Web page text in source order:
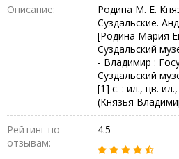
Описание:
Родина М. Е.
Суздальские.
[Родина Мария
Суздальский
- Владимир :
Суздальский
[1] с. : ил., цв.
(Князья
Рейтинг по
отзывам:
4.5